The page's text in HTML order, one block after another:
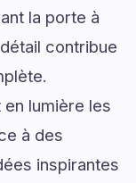
la porte à
contribue
lumière les
à des
inspirantes